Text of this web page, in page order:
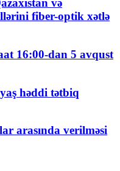
və
fiber-optik xətlə
16:00-dan 5 avqust
həddi tətbiq
arasında verilməsi